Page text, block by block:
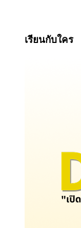
เรียนกับใคร